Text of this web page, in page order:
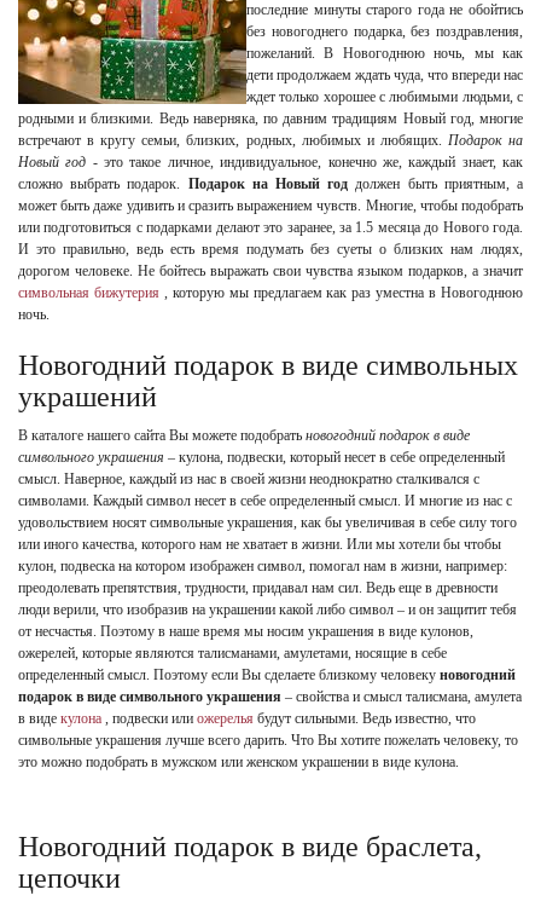
последние минуты старого года не обойтись
без новогоднего подарка, без поздравления,
пожеланий. В Новогоднюю ночь, мы как
дети продолжаем ждать чуда, что впереди нас
ждет только хорошее с любимыми людьми, с
родными и близкими. Ведь наверняка, по давним традициям Новый год, многие
встречают в кругу семьи, близких, родных, любимых и любящих. Подарок на
Новый год - это такое личное, индивидуальное, конечно же, каждый знает, как
сложно выбрать подарок. Подарок на Новый год должен быть приятным, а
может быть даже удивить и сразить выражением чувств. Многие, чтобы подобрать
или подготовиться с подарками делают это заранее, за 1.5 месяца до Нового года.
И это правильно, ведь есть время подумать без суеты о близких нам людях,
дорогом человеке. Не бойтесь выражать свои чувства языком подарков, а значит
символьная бижутерия , которую мы предлагаем как раз уместна в Новогоднюю
ночь.
Новогодний подарок в виде символьных
украшений
В каталоге нашего сайта Вы можете подобрать новогодний подарок в виде
символьного украшения – кулона, подвески, который несет в себе определенный
смысл. Наверное, каждый из нас в своей жизни неоднократно сталкивался с
символами. Каждый символ несет в себе определенный смысл. И многие из нас с
удовольствием носят символьные украшения, как бы увеличивая в себе силу того
или иного качества, которого нам не хватает в жизни. Или мы хотели бы чтобы
кулон, подвеска на котором изображен символ, помогал нам в жизни, например:
преодолевать препятствия, трудности, придавал нам сил. Ведь еще в древности
люди верили, что изобразив на украшении какой либо символ – и он защитит тебя
от несчастья. Поэтому в наше время мы носим украшения в виде кулонов,
ожерелей, которые являются талисманами, амулетами, носящие в себе
определенный смысл. Поэтому если Вы сделаете близкому человеку новогодний
подарок в виде символьного украшения – свойства и смысл талисмана, амулета
в виде кулона , подвески или ожерелья будут сильными. Ведь известно, что
символьные украшения лучше всего дарить. Что Вы хотите пожелать человеку, то
это можно подобрать в мужском или женском украшении в виде кулона.
Новогодний подарок в виде браслета,
цепочки